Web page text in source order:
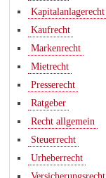
Kapitalanlagerecht
Kaufrecht
Markenrecht
Mietrecht
Presserecht
Ratgeber
Recht allgemein
Steuerrecht
Urheberrecht